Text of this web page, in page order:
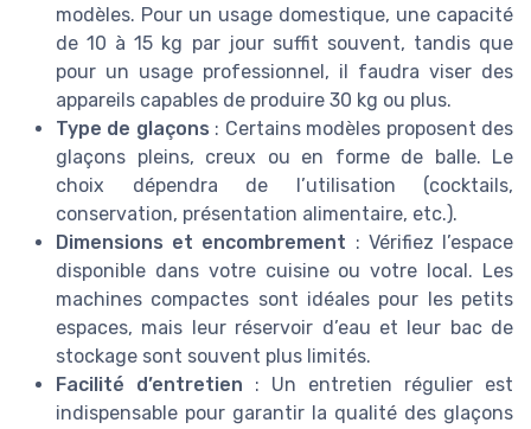
modèles. Pour un usage domestique, une capacité
de 10 à 15 kg par jour suffit souvent, tandis que
pour un usage professionnel, il faudra viser des
appareils capables de produire 30 kg ou plus.
Type de glaçons : Certains modèles proposent des
glaçons pleins, creux ou en forme de balle. Le
choix dépendra de l’utilisation (cocktails,
conservation, présentation alimentaire, etc.).
Dimensions et encombrement : Vérifiez l’espace
disponible dans votre cuisine ou votre local. Les
machines compactes sont idéales pour les petits
espaces, mais leur réservoir d’eau et leur bac de
stockage sont souvent plus limités.
Facilité d’entretien : Un entretien régulier est
indispensable pour garantir la qualité des glaçons